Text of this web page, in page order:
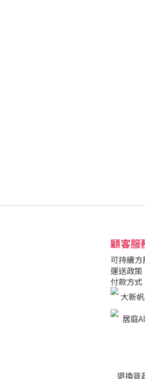
顧客服
可持續方
運送政策
付款方式
大新
居庭
退換貨